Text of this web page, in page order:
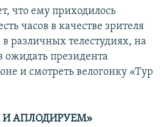
что ему приходилось
часов в качестве зрителя
различных телестудиях, на
ожидать президента
и смотреть велогонку «Тур
АПЛОДИРУЕМ»